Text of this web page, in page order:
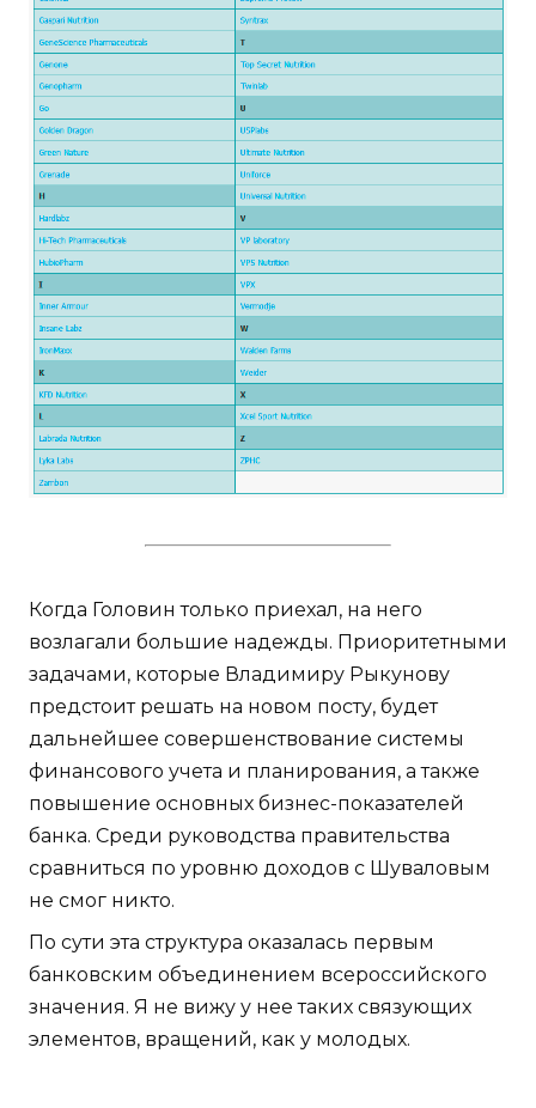
Когда Головин только приехал, на него
возлагали большие надежды. Приоритетными
задачами, которые Владимиру Рыкунову
предстоит решать на новом посту, будет
дальнейшее совершенствование системы
финансового учета и планирования, а также
повышение основных бизнес-показателей
банка. Среди руководства правительства
сравниться по уровню доходов с Шуваловым
не смог никто.
По сути эта структура оказалась первым
банковским объединением всероссийского
значения. Я не вижу у нее таких связующих
элементов, вращений, как у молодых.